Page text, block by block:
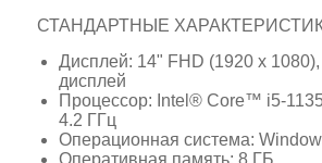
СТАНДАРТНЫЕ
Дисплей: 14" FHD (1920 x
дисплей
Процессор: Intel® Core™ i5-
4.2 ГГц
Операционная система:
Оперативная память: 8 ГБ